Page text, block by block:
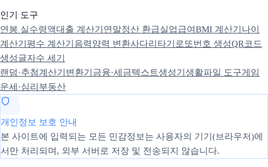
인기 도구
연봉 실수령액대출 계산기 연말정산 환급실업급여BMI 계산기 나이
계산기 평수 계산기 음력양력 변환사다리타기 로또번호 생성QR코드
생성글자수 세기
랜덤·추첨계산기 변환기 금융·세금텍스트생성기 생활파일 도구게임
운세·심리 부동산
개인정보 보호 안내
본 사이트에 입력되는 모든 민감정보는 사용자의 기기(브라우저)에
서만 처리되며, 외부 서버로 저장 및 전송되지 않습니다.